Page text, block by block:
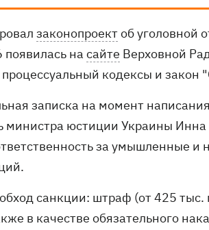
законопроектоб уголовной
на сайте Верховной
кодексы и закон
записка на момент
министра юстиции Украины Инна
за умышленные
санкции: штраф (от 425
в качестве обязательного